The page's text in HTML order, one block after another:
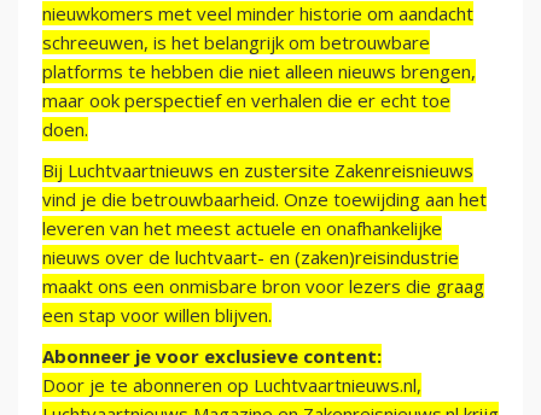
nieuwkomers met veel minder historie om aandacht
schreeuwen, is het belangrijk om betrouwbare
platforms te hebben die niet alleen nieuws brengen,
maar ook perspectief en verhalen die er echt toe
doen.
Bij Luchtvaartnieuws en zustersite Zakenreisnieuws
vind je die betrouwbaarheid. Onze toewijding aan het
leveren van het meest actuele en onafhankelijke
nieuws over de luchtvaart- en (zaken)reisindustrie
maakt ons een onmisbare bron voor lezers die graag
een stap voor willen blijven.
Abonneer je voor exclusieve content:
Door je te abonneren op Luchtvaartnieuws.nl,